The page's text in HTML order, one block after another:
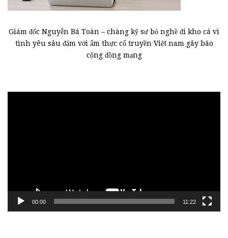
Giám đốc Nguyễn Bá Toàn – chàng kỹ sư bỏ nghề đi kho cá vì
tình yêu sâu đậm với ẩm thực cổ truyền Việt nam gây bão
cộng đồng mạng
00:00 11:22